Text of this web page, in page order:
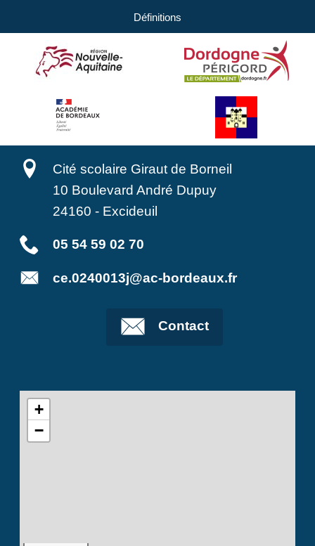
Définitions
Cité scolaire Giraut de Borneil
10 Boulevard André Dupuy
24160 - Excideuil
05 54 59 02 70
ce.0240013j@ac-bordeaux.fr
Contact
+
−